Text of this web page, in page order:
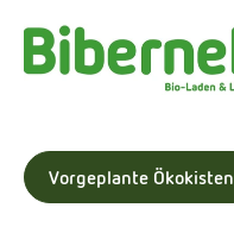
Vorgeplante Ökokisten